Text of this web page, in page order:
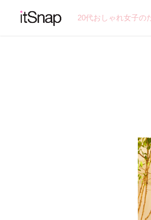
20代おしゃれ女子